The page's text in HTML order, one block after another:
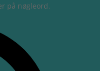
på nøgleord.